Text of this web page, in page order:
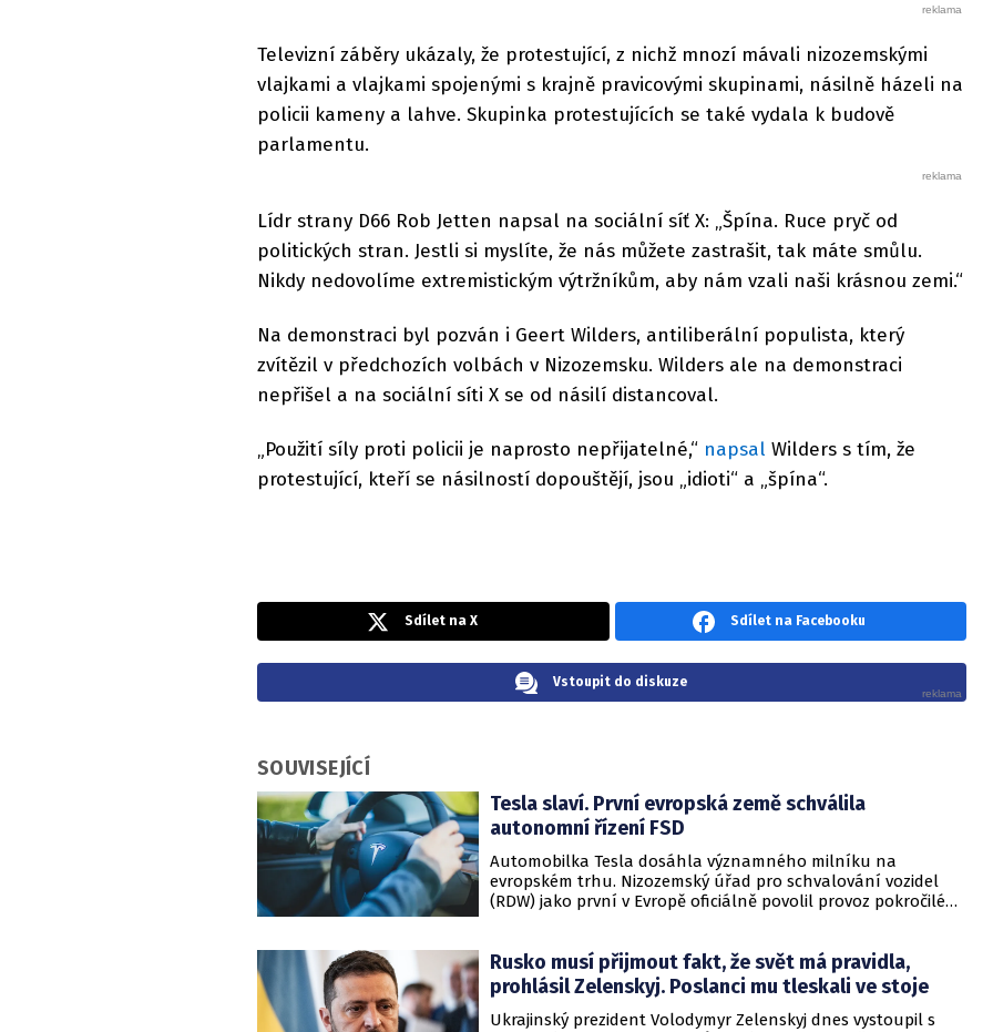
Televizní záběry ukázaly, že protestující, z nichž mnozí mávali nizozemskými
vlajkami a vlajkami spojenými s krajně pravicovými skupinami, násilně házeli na
policii kameny a lahve. Skupinka protestujících se také vydala k budově
parlamentu.
Lídr strany D66 Rob Jetten napsal na sociální síť X: „Špína. Ruce pryč od
politických stran. Jestli si myslíte, že nás můžete zastrašit, tak máte smůlu.
Nikdy nedovolíme extremistickým výtržníkům, aby nám vzali naši krásnou zemi.“
Na demonstraci byl pozván i Geert Wilders, antiliberální populista, který
zvítězil v předchozích volbách v Nizozemsku. Wilders ale na demonstraci
nepřišel a na sociální síti X se od násilí distancoval.
„Použití síly proti policii je naprosto nepřijatelné,“ napsal Wilders s tím, že
protestující, kteří se násilností dopouštějí, jsou „idioti“ a „špína“.
Sdílet na X Sdílet na Facebooku
Vstoupit do diskuze
SOUVISEJÍCÍ
Tesla slaví. První evropská země schválila
autonomní řízení FSD
Automobilka Tesla dosáhla významného milníku na
evropském trhu. Nizozemský úřad pro schvalování vozidel
(RDW) jako první v Evropě oficiálně povolil provoz pokročilého
zrychlovat, a to nejen na dálnicích, ale nově i v městském
provozu.
Rusko musí přijmout fakt, že svět má pravidla,
prohlásil Zelenskyj. Poslanci mu tleskali ve stoje
Ukrajinský prezident Volodymyr Zelenskyj dnes vystoupil s